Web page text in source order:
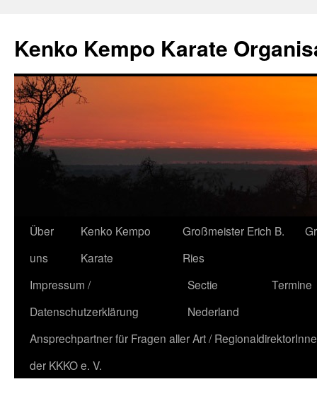
Kenko Kempo Karate
Zum
Inhalt
springen
Über
uns
Kenko Kempo
Karate
Großmeister Erich B.
Ries
Impressum /
Datenschutzerklärung
Sectie
Nederland
Termine
Ansprechpartner für Fragen aller Art /
der KKKO e. V.